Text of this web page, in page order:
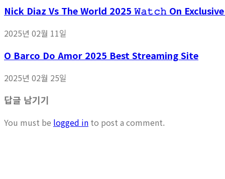
Nick Diaz Vs The World 2025 𝚆𝚊𝚝𝚌𝚑 On
2025년 02월 11일
O Barco Do Amor 2025 Best Streaming Site
2025년 02월 25일
답글 남기기
You must be logged in to post a comment.